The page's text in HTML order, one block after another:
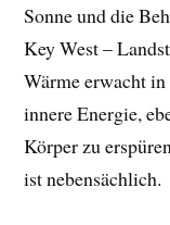
Sonne und die
Key West –
Wärme erwacht
innere Energie,
Körper zu
ist nebensächlich.